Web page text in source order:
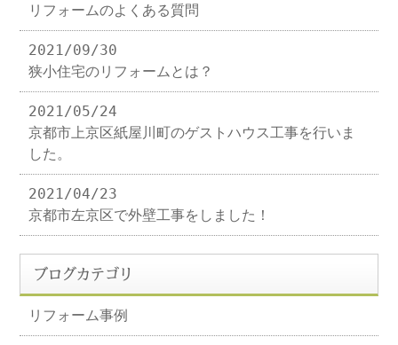
リフォームのよくある質問
2021/09/30
狭小住宅のリフォームとは？
2021/05/24
京都市上京区紙屋川町のゲストハウス工事を行いま
した。
2021/04/23
京都市左京区で外壁工事をしました！
ブログカテゴリ
リフォーム事例